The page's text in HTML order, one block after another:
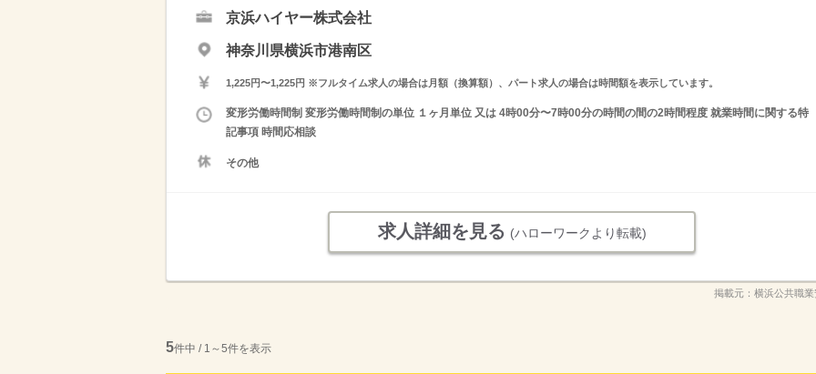
京浜ハイヤー株式会社
神奈川県横浜市港南区
1,225円〜1,225円 ※フルタイム求人の場合は月額（換算額）、パート求人の場合は時間額を表示しています。
変形労働時間制 変形労働時間制の単位 １ヶ月単位 又は 4時00分〜7時00分の時間の間の2時間程度 就業時間に関する特
記事項 時間応相談
その他
求人詳細を見る (ハローワークより転載)
掲載元： 横浜公共職
5件中 / 1～5件を表示